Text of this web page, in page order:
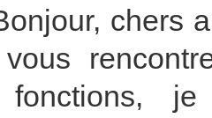
chers
fonctions, je